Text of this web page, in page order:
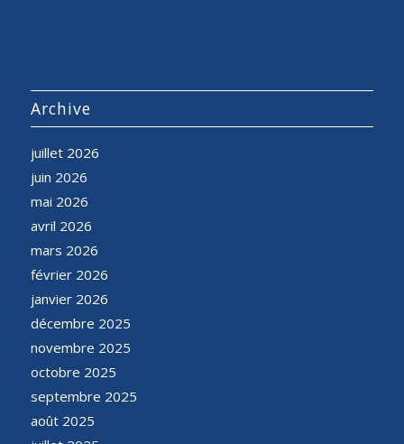
Archive
juillet 2026
juin 2026
mai 2026
avril 2026
mars 2026
février 2026
janvier 2026
décembre 2025
novembre 2025
octobre 2025
septembre 2025
août 2025